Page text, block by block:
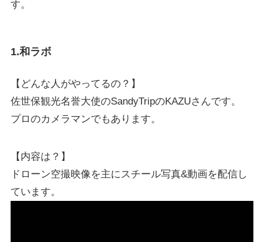
す。
1.和ラボ
【どんな人がやってるの？】
佐世保観光名誉大使のSandyTripのKAZUさんです。
プロのカメラマンでもあります。
【内容は？】
ドローン空撮映像を主にスチール写真&動画を配信し
ています。